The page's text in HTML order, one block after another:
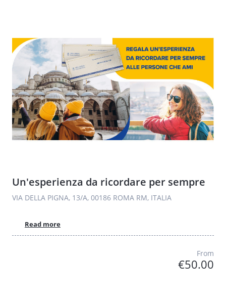
Un'esperienza da ricordare per sempre
VIA DELLA PIGNA, 13/A, 00186 ROMA RM, ITALIA
Read more
From
€50.00